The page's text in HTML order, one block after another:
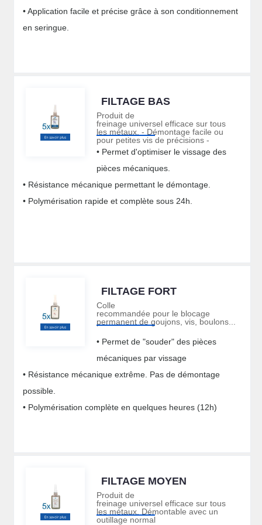
• Application facile et précise grâce à son conditionnement
en seringue.
FILTAGE BAS
Produit de
freinage universel efficace sur tous
les métaux. - Démontage facile ou
pour petites vis de précisions -
• Permet d'optimiser le vissage des
pièces mécaniques.
• Résistance mécanique permettant le démontage.
• Polymérisation rapide et complète sous 24h.
FILTAGE FORT
Colle
recommandée pour le blocage
permanent de goujons, vis, boulons...
• Permet de "souder" des pièces
mécaniques par vissage
• Résistance mécanique extrême. Pas de démontage
possible.
• Polymérisation complète en quelques heures (12h)
FILTAGE MOYEN
Produit de
freinage universel efficace sur tous
les métaux. Démontable avec un
outillage normal